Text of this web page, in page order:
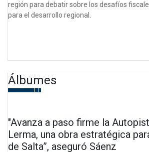
región para debatir sobre los desafíos
para el desarrollo regional.
Álbumes
"Avanza a paso firme la
Lerma, una obra estratégica
de Salta”, aseguró Sáenz